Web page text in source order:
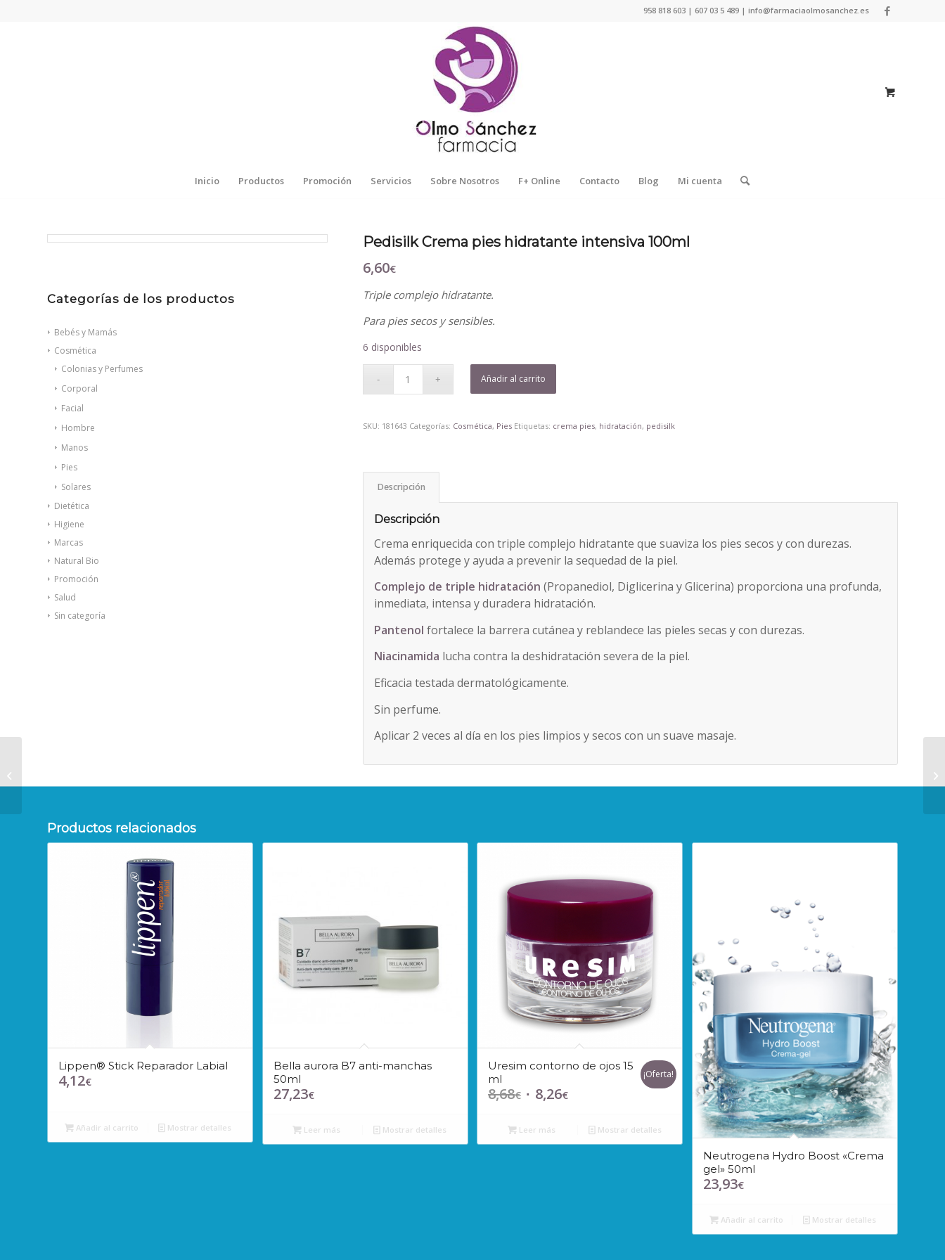
958 818 603 | 607 03 5 489 | info@farmaciaolmosanchez.es
Inicio Productos Promoción Servicios Sobre Nosotros F+ Online Contacto Blog Mi cuenta
Categorías de los productos
Bebés y Mamás
Cosmética
Colonias y Perfumes
Corporal
Facial
Hombre
Manos
Pies
Solares
Dietética
Higiene
Marcas
Natural Bio
Promoción
Salud
Sin categoría
Pedisilk Crema pies hidratante intensiva 100ml
6,60€
Triple complejo hidratante.
Para pies secos y sensibles.
6 disponibles
Añadir al carrito
SKU: 181643 Categorías: Cosmética, Pies Etiquetas: crema pies, hidratación, pedisilk
Descripción
Descripción
Crema enriquecida con triple complejo hidratante que suaviza los pies secos y con durezas.
Además protege y ayuda a prevenir la sequedad de la piel.
Complejo de triple hidratación (Propanediol, Diglicerina y Glicerina) proporciona una profunda,
inmediata, intensa y duradera hidratación.
Pantenol fortalece la barrera cutánea y reblandece las pieles secas y con durezas.
Niacinamida lucha contra la deshidratación severa de la piel.
Eficacia testada dermatológicamente.
Sin perfume.
Aplicar 2 veces al día en los pies limpios y secos con un suave masaje.
Productos relacionados
Lippen® Stick Reparador Labial
4,12€
Añadir al carrito Mostrar detalles
Bella aurora B7 anti-manchas
50ml
27,23€
Leer más Mostrar detalles
Uresim contorno de ojos 15
ml
8,68€ El
original
era:
8,26€El
actual
es:
¡Oferta!
Leer más Mostrar detalles
Neutrogena Hydro Boost «Crema
gel» 50ml
23,93€
Añadir al carrito Mostrar detalles
10pruebas